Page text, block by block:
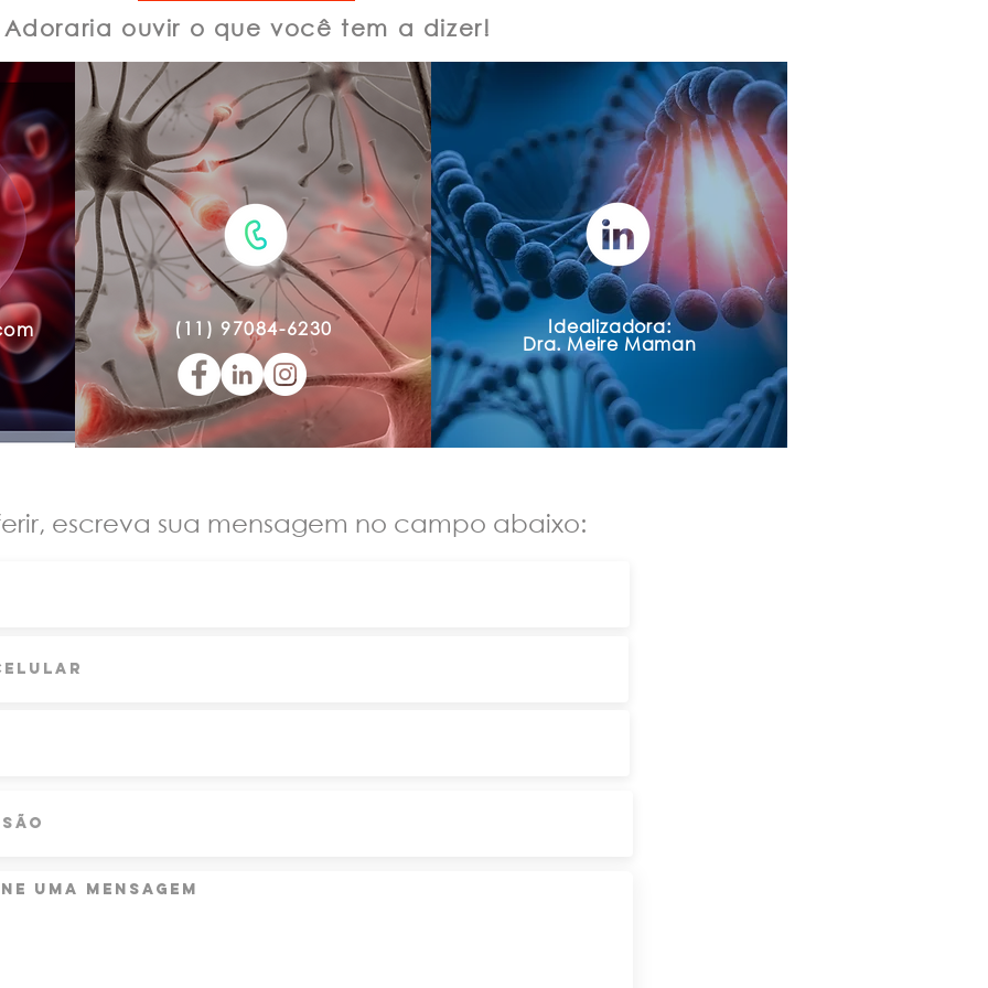
do serviço de odontologia GRAACC
oncológico pediátrico
de lesões orais por imunossupressão
prevenção e manejo de mucosite oral e suas complicações
infecções orais
cuidados orais no ambiente hoaspitalar e ambulatorial
e científicas da fotobiomodulação nos pacientes oncológicos
fundadora do Instituto Sorrir para Vida
no manejo das lesões de osteonecrose e osteoradionecrose
serão gravadas! Se você perder, pode assistir depois!
módulo presencial
desconto?
receber o email para realizar o pagamento através do PagSeguro
Adoraria ouvir o que você tem a dizer!
(11) 97084-6230 Idealizadora:
Dra. Meire Maman
escreva sua mensagem no campo abaixo: